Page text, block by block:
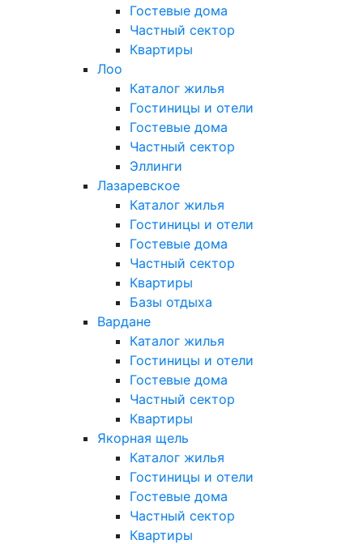
Гостевые дома
Частный сектор
Квартиры
Лоо
Каталог жилья
Гостиницы и отели
Гостевые дома
Частный сектор
Эллинги
Лазаревское
Каталог жилья
Гостиницы и отели
Гостевые дома
Частный сектор
Квартиры
Базы отдыха
Вардане
Каталог жилья
Гостиницы и отели
Гостевые дома
Частный сектор
Квартиры
Якорная щель
Каталог жилья
Гостиницы и отели
Гостевые дома
Частный сектор
Квартиры